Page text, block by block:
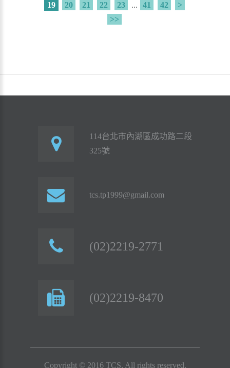
19
20 21 22 23 ... 41 42
>
>>
114台北市內湖區成功路二段
325號
tcs.tp1999@gmail.com
(02)2219-2771
(02)2219-8470
Copyright © 2016 TCS, All rights reserved.